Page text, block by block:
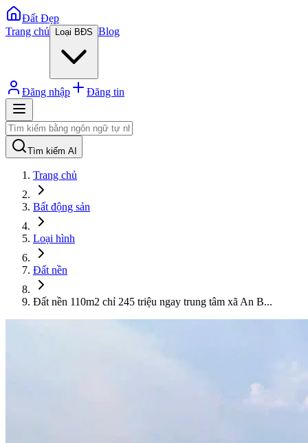
Đất Đẹp
Trang chủ
Loại BĐS Blog
Đăng nhập Đăng tin
Tìm kiếm AI
Trang chủ
Bất động sản
Loại hình
Đất nền
Đất nền 110m2 chỉ 245 triệu ngay trung tâm xã An B...